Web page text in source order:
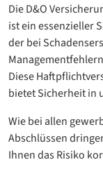
Die D&O
ist ein essenzieller
der bei
Diese
bietet Sicherheit in
Wie bei allen
Abschlüssen
Ihnen das Risiko